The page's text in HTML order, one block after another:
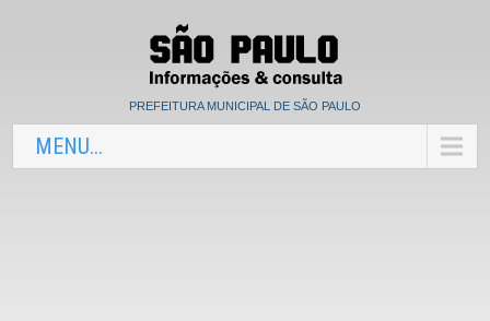
PREFEITURA MUNICIPAL DE SÃO PAULO
MENU...